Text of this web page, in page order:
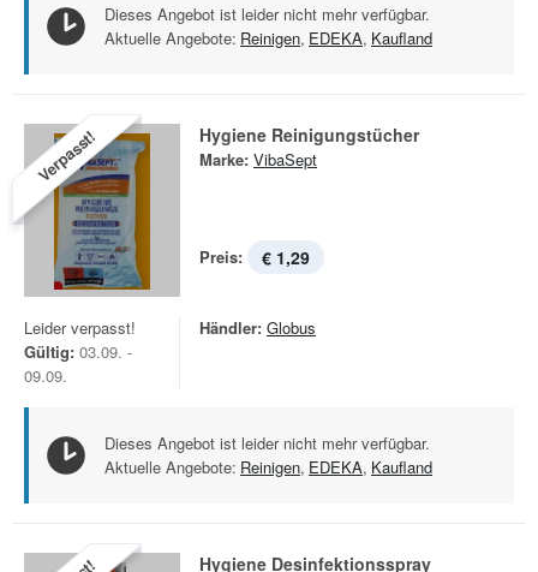
Dieses Angebot ist leider nicht mehr verfügbar.
Aktuelle Angebote: Reinigen, EDEKA, Kaufland
Verpasst! Hygiene Reinigungstücher
Marke: VibaSept
Preis: € 1,29
Leider verpasst!
Gültig: 03.09. -
09.09.
Händler: Globus
Dieses Angebot ist leider nicht mehr verfügbar.
Aktuelle Angebote: Reinigen, EDEKA, Kaufland
Hygiene Desinfektionsspray